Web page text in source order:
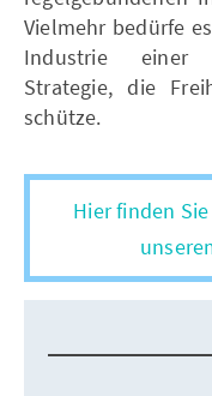
Vielmehr bedürfe
Industrie einer
Strategie, die
schütze.
Hier finden